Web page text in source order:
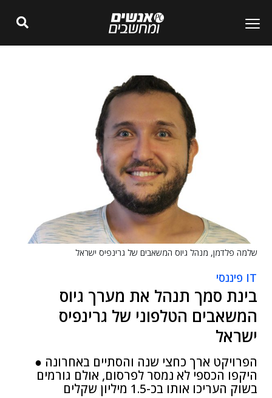
שלמה פלדמן, מנהל גיוס המשאבים של גרינפיס ישראל
IT פיננסי
בינת סמך תנהל את מערך גיוס
המשאבים הטלפוני של גרינפיס
ישראל
הפרויקט ארך כחצי שנה והסתיים באחרונה ●
היקפו הכספי לא נמסר לפרסום, אולם גורמים
בשוק העריכו אותו בכ-1.5 מיליון שקלים